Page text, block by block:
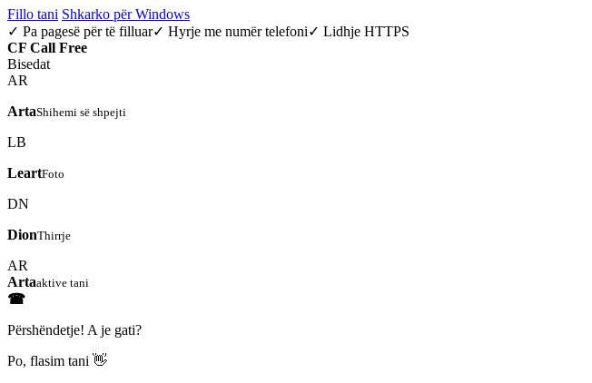
Fillo tani Shkarko për Windows
✓ Pa pagesë për të filluar✓ Hyrje me numër telefoni✓ Lidhje HTTPS
CF Call Free
Bisedat
AR
ArtaShihemi së shpejti
LB
LeartFoto
DN
DionThirrje
AR
Artaaktive tani
☎
Përshëndetje! A je gati?
Po, flasim tani 👋